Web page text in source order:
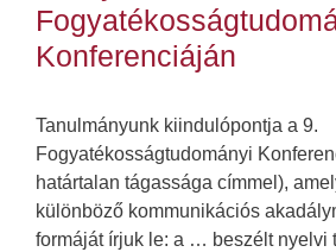
Konferenciáján
Tanulmányunk kiindulópontja a 9.
Fogyatékosságtudományi
határtalan tágassága címmel),
különböző kommunikációs
formáját írjuk le: a … beszélt nyelvi